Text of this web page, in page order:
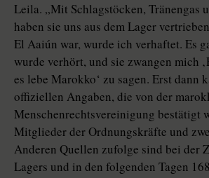
Leila. „Mit Schlagstöcken, Tränengas
haben sie uns aus dem Lager
El Aaiún war, wurde ich verhaftet. Es
wurde verhört, und sie zwangen mich
es lebe Marokko‘ zu sagen. Erst dann
offiziellen Angaben, die von der
Menschenrechtsvereinigung bestätigt
Mitglieder der Ordnungskräfte und
Anderen Quellen zufolge sind bei der
Lagers und in den folgenden Tagen